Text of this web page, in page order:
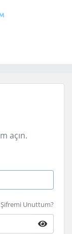
açın.
Şifremi Unuttum?